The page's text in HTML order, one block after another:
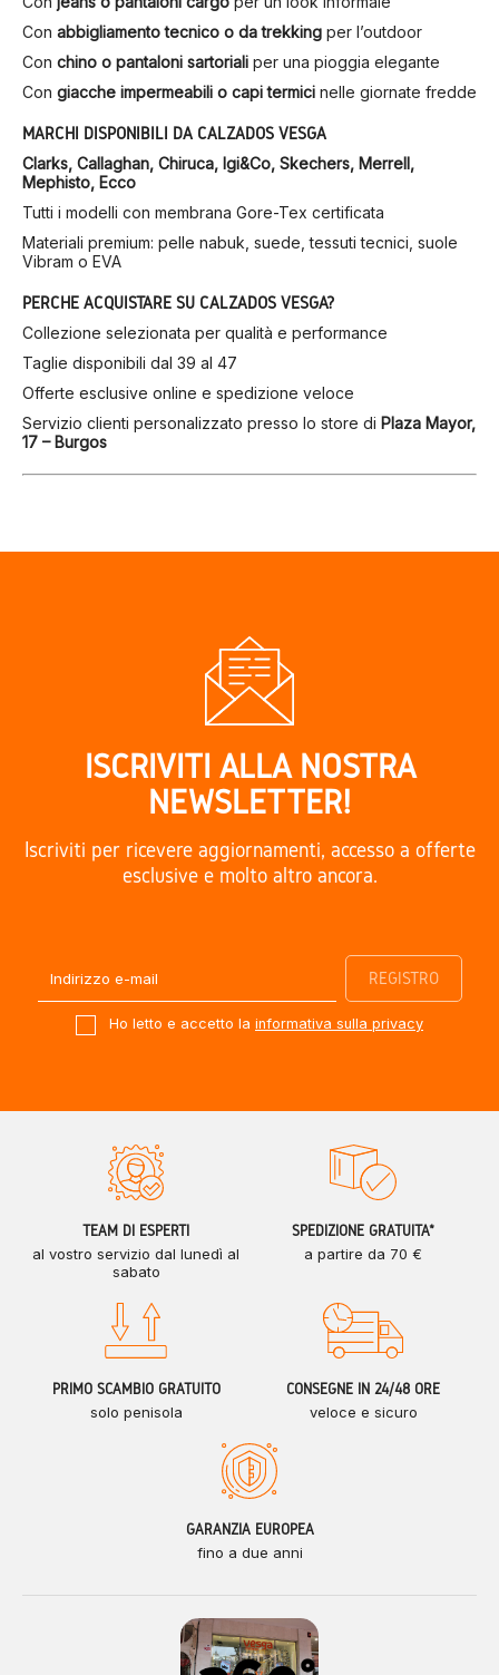
Con abbigliamento tecnico o da trekking per l’outdoor
Con chino o pantaloni sartoriali per una pioggia elegante
Con giacche impermeabili o capi termici nelle giornate fredde
MARCHI DISPONIBILI DA CALZADOS VESGA
Clarks, Callaghan, Chiruca, Igi&Co, Skechers, Merrell,
Mephisto, Ecco
Tutti i modelli con membrana Gore-Tex certificata
Materiali premium: pelle nabuk, suede, tessuti tecnici, suole
Vibram o EVA
PERCHÉ ACQUISTARE SU CALZADOS VESGA?
Collezione selezionata per qualità e performance
Taglie disponibili dal 39 al 47
Offerte esclusive online e spedizione veloce
Servizio clienti personalizzato presso lo store di Plaza Mayor,
17 – Burgos
ISCRIVITI ALLA NOSTRA
NEWSLETTER!
Iscriviti per ricevere aggiornamenti, accesso a offerte
esclusive e molto altro ancora.
Ho letto e accetto la informativa sulla privacy
TEAM DI ESPERTI
al vostro servizio dal lunedì al
sabato
SPEDIZIONE GRATUITA*
a partire da 70 €
PRIMO SCAMBIO GRATUITO
solo penisola
CONSEGNE IN 24/48 ORE
veloce e sicuro
GARANZIA EUROPEA
fino a due anni